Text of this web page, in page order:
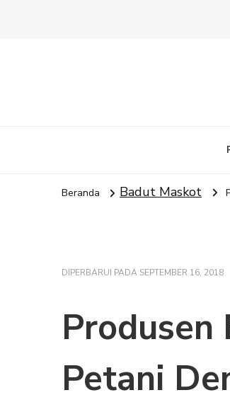
Beranda Badut Maskot
DIPERBARUI PADA SEPTEMBER 16, 2018
Petani